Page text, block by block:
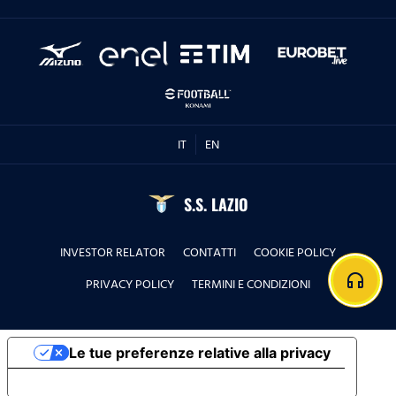
IT EN
S.S. LAZIO
INVESTOR RELATOR CONTATTI
COOKIE POLICY
PRIVACY POLICY
TERMINI E CONDIZIONI headphones
Le tue preferenze relative alla privacy